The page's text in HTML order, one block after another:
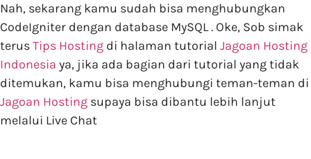
Nah, sekarang kamu sudah bisa menghubungkan
CodeIgniter dengan database MySQL . Oke, Sob simak
terusTips Hosting di halaman tutorial Jagoan Hosting
Indonesia ya, jika ada bagian dari tutorial yang tidak
ditemukan, kamu bisa menghubungi teman-teman di
Jagoan Hosting supaya bisa dibantu lebih lanjut
melalui Live Chat